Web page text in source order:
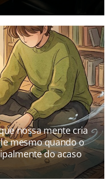
nossa mente cria
mesmo quando o
do acaso